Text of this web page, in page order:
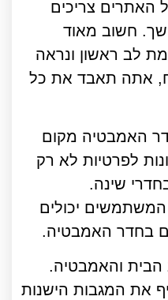
צריכים
חשוב מאוד
לב ראשון ונראה
אתה תאבד את כל
האמבטיה מקום
לפרטיות לא רק
שינה.
המשתמשים יכולים
בחדר האמבטיה.
הבית והאמבטיה.
את המגבות הישנות